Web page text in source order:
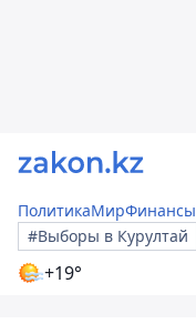
ПолитикаМирФинансы
#Выборы в Курултай
+19°